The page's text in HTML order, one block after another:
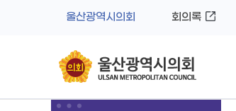
울산광역시의회 회의록